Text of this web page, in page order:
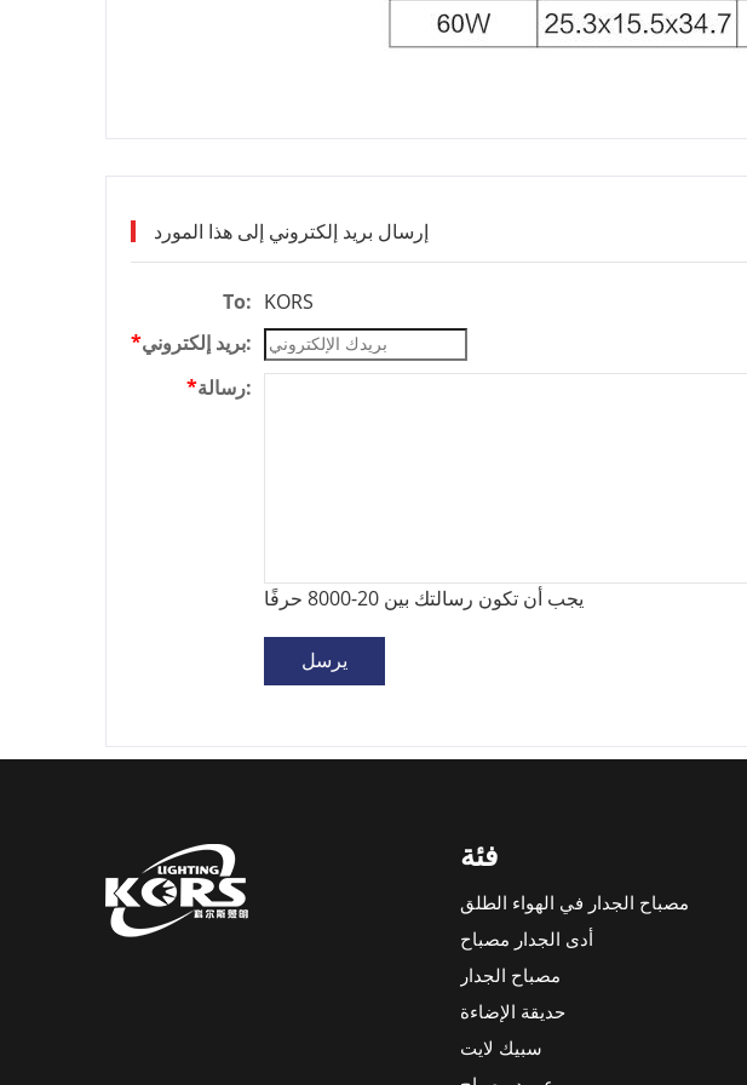
إرسال بريد إلكتروني إلى هذا المورد
To: KORS
*
بريد إلكتروني:
*
رسالة:
يجب أن تكون رسالتك بين 20-8000 حرفًا
فئة
مصباح الجدار في الهواء الطلق
أدى الجدار مصباح
مصباح الجدار
حديقة الإضاءة
سبيك لايت